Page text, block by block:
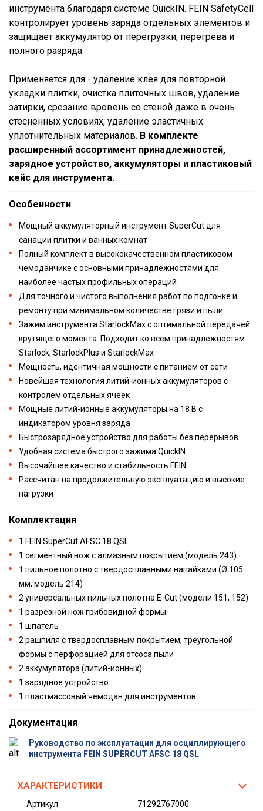
инструмента благодаря системе QuickIN. FEIN SafetyCell
контролирует уровень заряда отдельных элементов и
защищает аккумулятор от перегрузки, перегрева и
полного разряда.
Применяется для - удаление клея для повторной
укладки плитки, очистка плиточных швов, удаление
затирки, срезание вровень со стеной даже в очень
стесненных условиях, удаление эластичных
уплотнительных материалов. В комплекте
расширенный ассортимент принадлежностей,
зарядное устройство, аккумуляторы и пластиковый
кейс для инструмента.
Особенности
Мощный аккумуляторный инструмент SuperCut для
санации плитки и ванных комнат
Полный комплект в высококачественном пластиковом
чемоданчике с основными принадлежностями для
наиболее частых профильных операций
Для точного и чистого выполнения работ по подгонке и
ремонту при минимальном количестве грязи и пыли
Зажим инструмента StarlockMax с оптимальной передачей
крутящего момента. Подходит ко всем принадлежностям
Starlock, StarlockPlus и StarlockMax
Мощность, идентичная мощности с питанием от сети
Новейшая технология литий-ионных аккумуляторов с
контролем отдельных ячеек
Мощные литий-ионные аккумуляторы на 18 В с
индикатором уровня заряда
Быстрозарядное устройство для работы без перерывов
Удобная система быстрого зажима QuickIN
Высочайшее качество и стабильность FEIN
Рассчитан на продолжительную эксплуатацию и высокие
нагрузки
Комплектация
1 FEIN SuperCut AFSC 18 QSL
1 сегментный нож с алмазным покрытием (модель 243)
1 пильное полотно с твердосплавными напайками (Ø 105
мм, модель 214)
2 универсальных пильных полотна E-Cut (модели 151, 152)
1 разрезной нож грибовидной формы
1 шпатель
2 рашпиля с твердосплавным покрытием, треугольной
формы с перфорацией для отсоса пыли
2 аккумулятора (литий-ионных)
1 зарядное устройство
1 пластмассовый чемодан для инструментов
Документация
Руководство по эксплуатации для осциллирующего
инструмента FEIN SUPERCUT AFSC 18 QSL
ХАРАКТЕРИСТИКИ
Артикул 71292767000